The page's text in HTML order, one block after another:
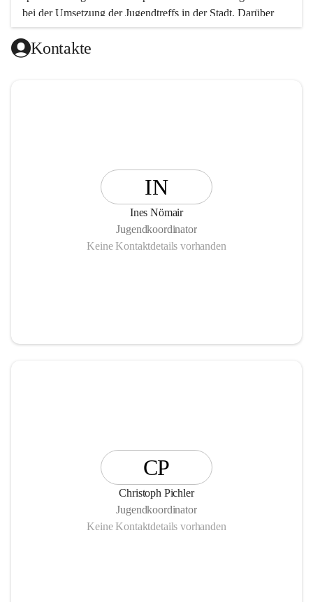
bei der Umsetzung der Jugendtreffs in der Stadt. Darüber
hinaus wurden und werden Projekte und Veranstaltungen in
den Bereichen Jugendkultur, Beteiligung (Partizipation),
Kontakte
IN
Ines Nömair
Jugendkoordinator
Keine Kontaktdetails vorhanden
CP
Christoph Pichler
Jugendkoordinator
Keine Kontaktdetails vorhanden